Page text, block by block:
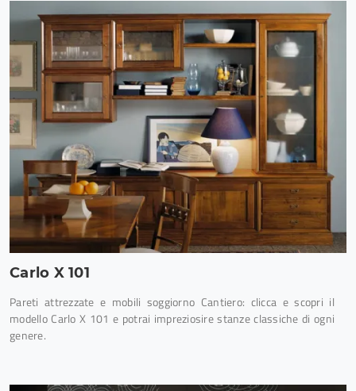
Carlo X 101
Pareti attrezzate e mobili soggiorno Cantiero: clicca e scopri il
modello Carlo X 101 e potrai impreziosire stanze classiche di ogni
genere.